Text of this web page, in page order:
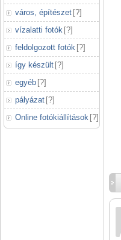
város, építészet [?]
vízalatti fotók [?]
feldolgozott fotók [?]
így készült [?]
egyéb [?]
pályázat [?]
Online fotókiállítások [?]